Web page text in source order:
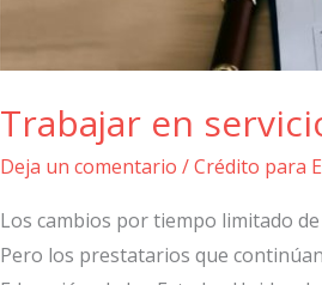
Trabajar en
Deja un comentario /Crédito para
Los cambios por tiempo limitado
Pero los prestatarios que